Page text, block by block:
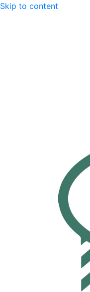
Skip to content